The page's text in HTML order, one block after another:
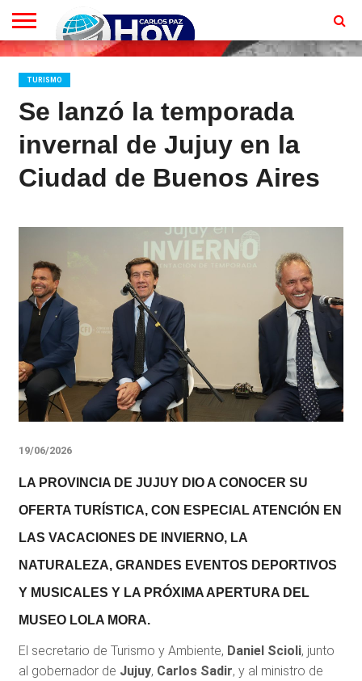
EN
CONTACTO
HOMEPAGE
TURISMO
Se lanzó la temporada
invernal de Jujuy en la
Ciudad de Buenos Aires
19/06/2026
LA PROVINCIA DE JUJUY DIO A CONOCER SU
OFERTA TURÍSTICA, CON ESPECIAL ATENCIÓN EN
LAS VACACIONES DE INVIERNO, LA
NATURALEZA, GRANDES EVENTOS DEPORTIVOS
Y MUSICALES Y LA PRÓXIMA APERTURA DEL
MUSEO LOLA MORA.
El secretario de Turismo y Ambiente, Daniel Scioli, junto
al gobernador de Jujuy, Carlos Sadir, y al ministro de